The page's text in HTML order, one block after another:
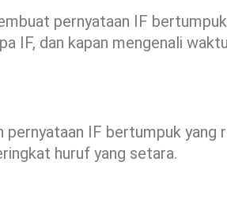
pernyataan IF
IF, dan kapan mengenali
pernyataan IF bertumpuk
huruf yang setara.